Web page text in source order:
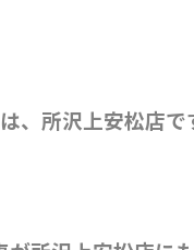
、所沢上安松店